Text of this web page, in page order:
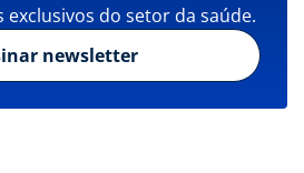
exclusivos do setor da saúde.
newsletter